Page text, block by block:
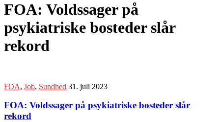
FOA: Voldssager på
psykiatriske bosteder slår
rekord
FOA, Job, Sundhed 31. juli 2023
FOA: Voldssager på psykiatriske bosteder slår
rekord